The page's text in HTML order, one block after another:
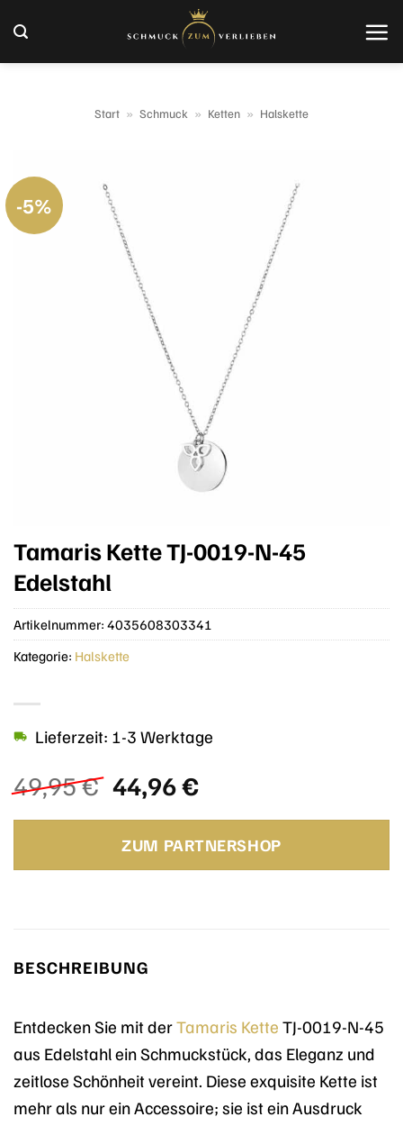
Inhalt
springen
Start » Schmuck » Ketten » Halskette
-5%
Tamaris Kette TJ-0019-N-45
Edelstahl
49,95€ Ursprünglicher
Preis
war:
49,95 €
44,96€Aktueller
ist:
44,96 €.
Lieferzeit: 1-3 Werktage
ZUM PARTNERSHOP
Artikelnummer: 4035608303341
Kategorie: Halskette
BESCHREIBUNG
Entdecken Sie mit derTamaris Kette TJ-0019-N-45
aus Edelstahl ein Schmuckstück, das Eleganz und
zeitlose Schönheit vereint. Diese exquisite Kette ist
mehr als nur ein Accessoire; sie ist ein Ausdruck